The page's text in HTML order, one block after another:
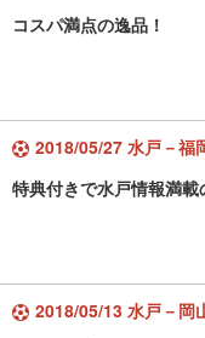
コスパ満点の逸品！
2018/05/27 水戸－福
特典付きで水戸情報満載
2018/05/13 水戸－岡